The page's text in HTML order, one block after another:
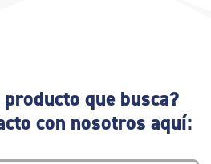
que busca?
con nosotros aquí: